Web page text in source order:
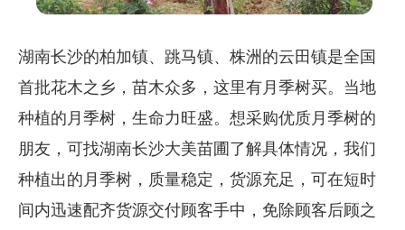
湖南长沙的柏加镇、跳马镇、株洲的云田镇是全国
首批花木之乡，苗木众多，这里有月季树买。当地
种植的月季树，生命力旺盛。想采购优质月季树的
朋友，可找湖南长沙大美苗圃了解具体情况，我们
种植出的月季树，质量稳定，货源充足，可在短时
间内迅速配齐货源交付顾客手中，免除顾客后顾之